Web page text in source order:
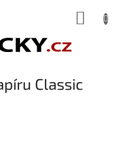
Classic